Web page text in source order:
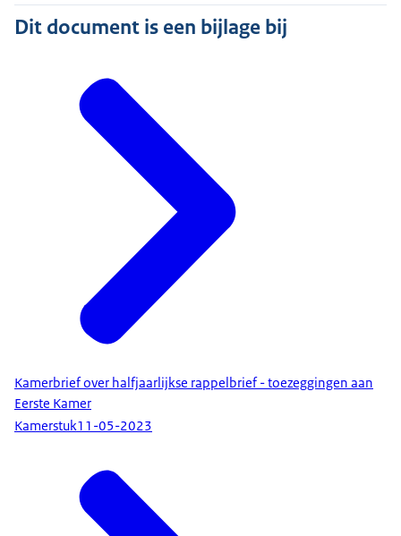
Dit document is een bijlage bij
Kamerbrief over halfjaarlijkse rappelbrief - toezeggingen aan
Eerste Kamer
Kamerstuk11-05-2023